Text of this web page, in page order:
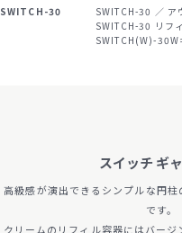
製品検索
SWITCH-30
SWITCH-30 ／ ア
SWITCH-30 リフ
SWITCH(W)-30W
スイッチ ギ
高級感が演出できるシンプルな円
です。
クリームのリフィル容器にはバー